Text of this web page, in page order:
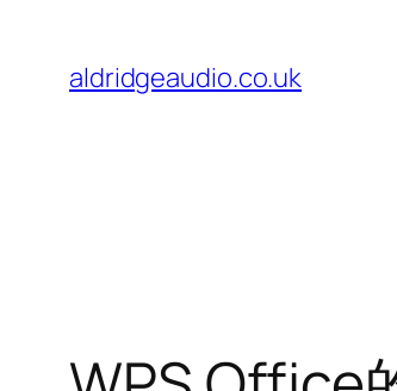
content
aldridgeaudio.co.uk